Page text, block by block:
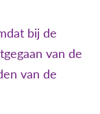
bij de
van de
van de